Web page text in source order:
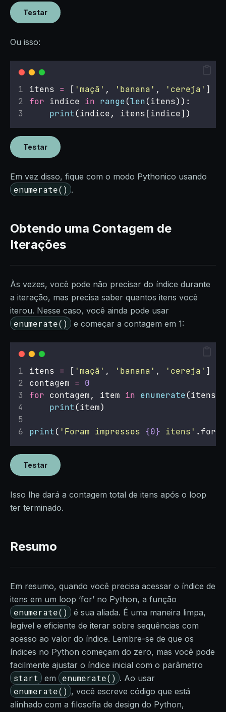
Testar
Ou isso:
itens = [ ' maçã ' , ' banana ' , ' cereja ' ]
for indice in range(len(itens)):
print(indice, itens[indice])
Testar
Em vez disso, fique com o modo Pythonico usando
enumerate() .
Obtendo uma Contagem de
Iterações
Às vezes, você pode não precisar do índice durante
a iteração, mas precisa saber quantos itens você
iterou. Nesse caso, você ainda pode usar
enumerate() e começar a contagem em 1:
itens = [ ' maçã ' , ' banana ' , ' cereja ' ]
contagem = 0
for contagem, item in enumerate(itens,
print(item)
print( ' Foram impressos {0} itens '
Testar
Isso lhe dará a contagem total de itens após o loop
ter terminado.
Resumo
Em resumo, quando você precisa acessar o índice de
itens em um loop ‘for’ no Python, a função
enumerate()
é sua aliada. É uma maneira limpa,
legível e eficiente de iterar sobre sequências com
acesso ao valor do índice. Lembre-se de que os
índices no Python começam do zero, mas você pode
facilmente ajustar o índice inicial com o parâmetro
start em enumerate() . Ao usar
enumerate() , você escreve código que está
alinhado com a filosofia de design do Python,